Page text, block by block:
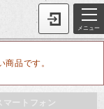
メニュー
品です。
マートフォン